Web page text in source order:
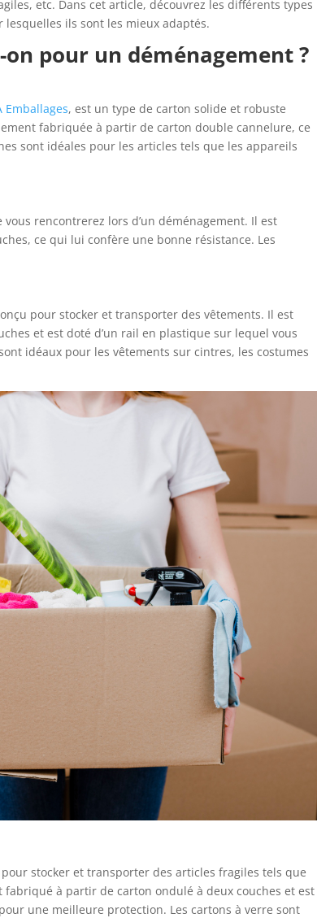
etc. Dans cet article, découvrez les différents types
ils sont les mieux adaptés.
pour un déménagement ?
Emballages, est un type de carton solide et robuste
fabriquée à partir de carton double cannelure, ce
sont idéales pour les articles tels que les appareils
rencontrerez lors d’un déménagement. Il est
ce qui lui confère une bonne résistance. Les
pour stocker et transporter des vêtements. Il est
et est doté d’un rail en plastique sur lequel vous
idéaux pour les vêtements sur cintres, les costumes
stocker et transporter des articles fragiles tels que
à partir de carton ondulé à deux couches et est
une meilleure protection. Les cartons à verre sont